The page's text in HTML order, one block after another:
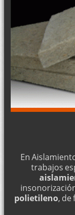
En
trabajos
polietileno, de